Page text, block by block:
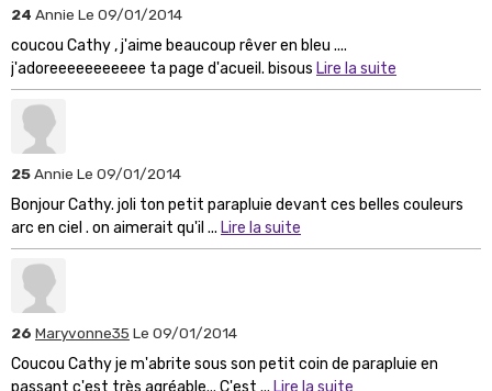
24 Annie Le 09/01/2014
coucou Cathy , j'aime beaucoup rêver en bleu ....
j'adoreeeeeeeeeee ta page d'acueil. bisous Lire la suite
25Annie Le 09/01/2014
Bonjour Cathy. joli ton petit parapluie devant ces belles couleurs
arc en ciel . on aimerait qu'il ... Lire la suite
26 Maryvonne35 Le 09/01/2014
Coucou Cathy je m'abrite sous son petit coin de parapluie en
passant c'est très agréable... C'est ... Lire la suite